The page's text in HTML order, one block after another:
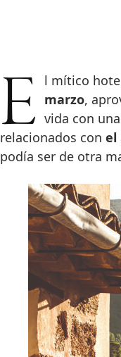
El mítico
marzo,
vida con
relacionados con el
podía ser de otra